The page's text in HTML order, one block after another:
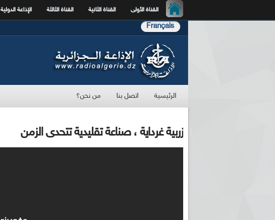
القناة الأولى القناة الثانية القناة الثالثة الإذاعة الدولية
Français
الرئيسية اتصل بنا من نحن؟
زربية غرداية ، صناعة تقليدية تتحدى الزمن